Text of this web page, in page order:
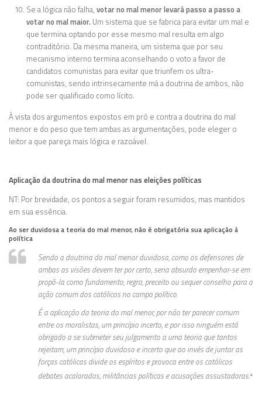
Se a lógica não falha, votar no mal menor levará passo a passo a
votar no mal maior. Um sistema que se fabrica para evitar um mal e
que termina optando por esse mesmo mal resulta em algo
contraditório. Da mesma maneira, um sistema que por seu
mecanismo interno termina aconselhando o voto a favor de
candidatos comunistas para evitar que triunfem os ultra-
comunistas, sendo intrinsecamente má a doutrina de ambos, não
pode ser qualificado como lícito.
À vista dos argumentos expostos em pró e contra a doutrina do mal
menor e do peso que tem ambas as argumentações, pode eleger o
leitor a que pareça mais lógica e razoável.
Aplicação da doutrina do mal menor nas eleições políticas
NT: Por brevidade, os pontos a seguir foram resumidos, mas mantidos
em sua essência.
Ao ser duvidosa a teoria do mal menor, não é obrigatória sua aplicação à
política
Sendo a doutrina do mal menor duvidosa, como os defensores de
ambas as visões devem ter por certo, seria absurdo empenhar-se em
propô-la como fundamento, regra, preceito ou sequer conselho para a
ação comum dos católicos no campo político.
É a aplicação da teoria do mal menor, por não ter parecer comum
entre os moralistas, um princípio incerto, e por isso ninguém está
obrigado a se submeter seu julgamento a uma teoria que tantos
rejeitam, um princípio duvidoso e incerto que ao invés de juntar as
forças católicas divide os espíritos e provoca entre os católicos
debates acalorados, militâncias políticas e acusações assustadoras.4